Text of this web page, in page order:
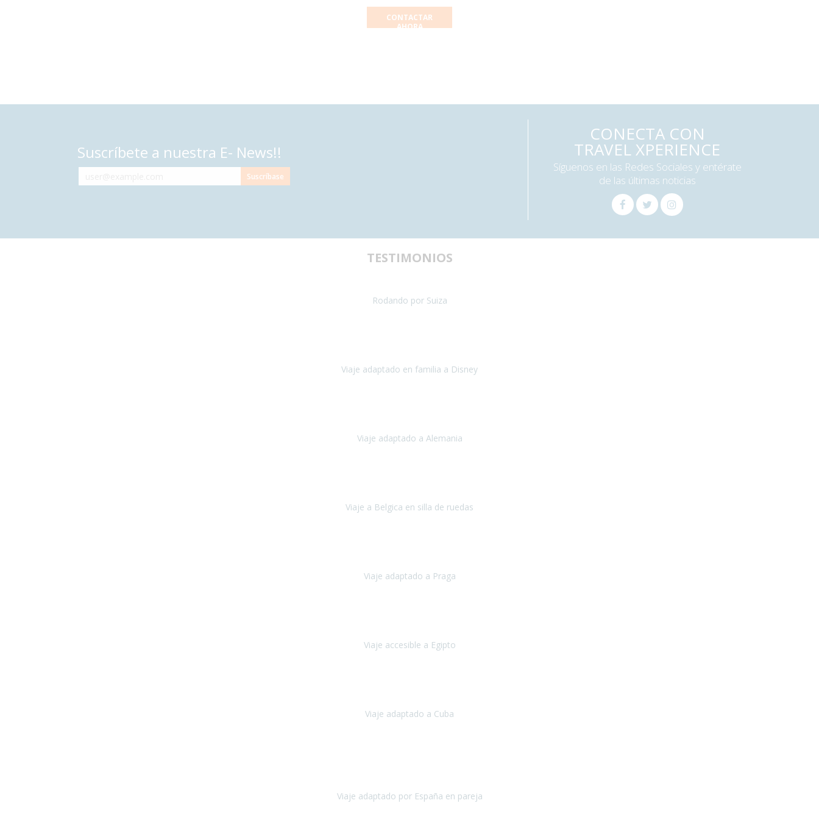
CONTACTAR
AHORA
Suscríbete a nuestra E- News!!
CONECTA CON
TRAVEL XPERIENCE
Síguenos en las Redes Sociales y entérate
de las últimas noticias
TESTIMONIOS
Rodando por Suiza
Viaje adaptado en familia a Disney
Viaje adaptado a Alemania
Viaje a Belgica en silla de ruedas
Viaje adaptado a Praga
Viaje accesible a Egipto
Viaje adaptado a Cuba
Viaje adaptado por España en pareja